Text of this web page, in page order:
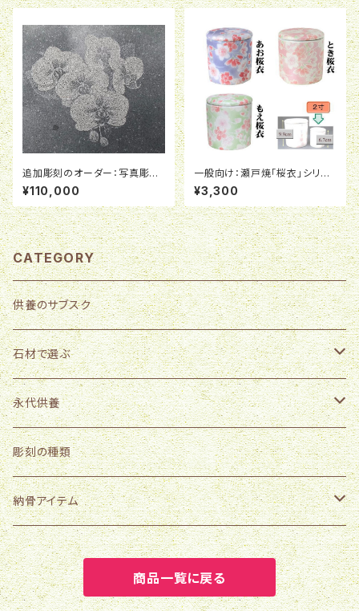
追加彫刻のオーダー：写真彫刻
２/２サイズ
¥110,000
一般向け：瀬戸焼「桜衣」シリー
ズ２寸（６．３ｃｍＸ６．７ｃｍ）
¥3,300
CATEGORY
供養のサブスク
石材で選ぶ
外国産
中国産
中国産以外
国産
永代供養
樹木葬「そら」施設使用料
樹木葬「そら」用墓石販売
彫刻の種類
納骨アイテム
骨壺５寸
骨壺４寸
商品一覧に戻る